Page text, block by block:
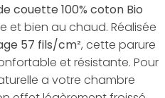
couette 100% coton Bio
et bien au chaud. Réalisée
57 fils/cm², cette parure
et résistante. Pour
a votre chambre